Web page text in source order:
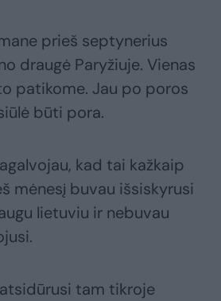
prieš septynerius
draugė Paryžiuje. Vienas
patikome. Jau po poros
būti pora.
kad tai kažkaip
mėnesį buvau išsiskyrusi
lietuviu ir nebuvau
tam tikroje